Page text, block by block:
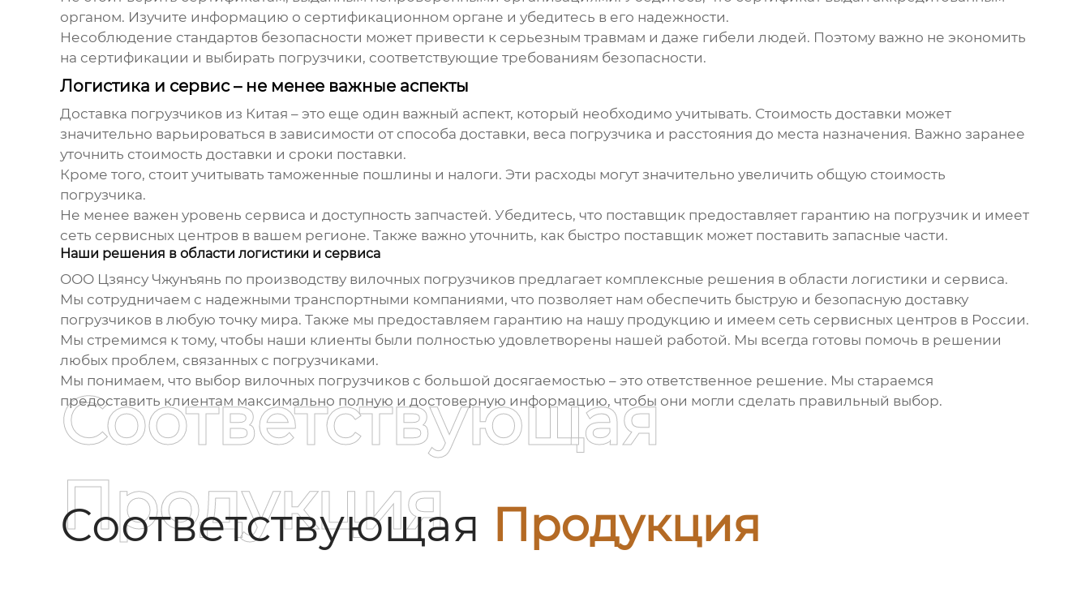
органом. Изучите информацию о сертификационном органе и убедитесь в его надежности.
Несоблюдение стандартов безопасности может привести к серьезным травмам и даже гибели людей. Поэтому важно не экономить
на сертификации и выбирать погрузчики, соответствующие требованиям безопасности.
Логистика и сервис – не менее важные аспекты
Доставка погрузчиков из Китая – это еще один важный аспект, который необходимо учитывать. Стоимость доставки может
значительно варьироваться в зависимости от способа доставки, веса погрузчика и расстояния до места назначения. Важно заранее
уточнить стоимость доставки и сроки поставки.
Кроме того, стоит учитывать таможенные пошлины и налоги. Эти расходы могут значительно увеличить общую стоимость
погрузчика.
Не менее важен уровень сервиса и доступность запчастей. Убедитесь, что поставщик предоставляет гарантию на погрузчик и имеет
сеть сервисных центров в вашем регионе. Также важно уточнить, как быстро поставщик может поставить запасные части.
Наши решения в области логистики и сервиса
ООО Цзянсу Чжунъянь по производству вилочных погрузчиков предлагает комплексные решения в области логистики и сервиса.
Мы сотрудничаем с надежными транспортными компаниями, что позволяет нам обеспечить быструю и безопасную доставку
погрузчиков в любую точку мира. Также мы предоставляем гарантию на нашу продукцию и имеем сеть сервисных центров в России.
Мы стремимся к тому, чтобы наши клиенты были полностью удовлетворены нашей работой. Мы всегда готовы помочь в решении
любых проблем, связанных с погрузчиками.
Мы понимаем, что выбор вилочных погрузчиков с большой досягаемостью – это ответственное решение. Мы стараемся
предоставить клиентам максимально полную и достоверную информацию, чтобы они могли сделать правильный выбор.
Соответствующая Продукция
Соответствующая
Продукция